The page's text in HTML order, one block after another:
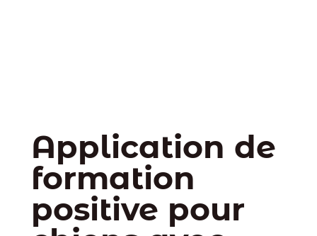
Application de
formation
positive pour